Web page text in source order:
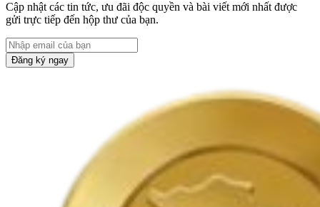
Cập nhật các tin tức, ưu đãi độc quyền và bài viết mới nhất được
gửi trực tiếp đến hộp thư của bạn.
Đăng ký ngay